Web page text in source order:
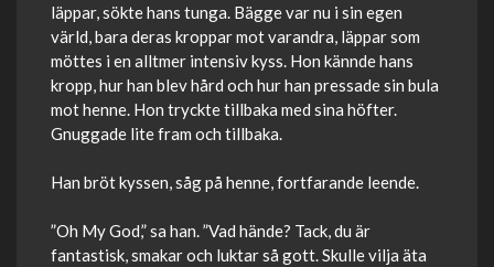
läppar, sökte hans tunga. Bägge var nu i sin egen
värld, bara deras kroppar mot varandra, läppar som
möttes i en alltmer intensiv kyss. Hon kännde hans
kropp, hur han blev hård och hur han pressade sin bula
mot henne. Hon tryckte tillbaka med sina höfter.
Gnuggade lite fram och tillbaka.
Han bröt kyssen, såg på henne, fortfarande leende.
”Oh My God,” sa han. ”Vad hände? Tack, du är
fantastisk, smakar och luktar så gott. Skulle vilja äta